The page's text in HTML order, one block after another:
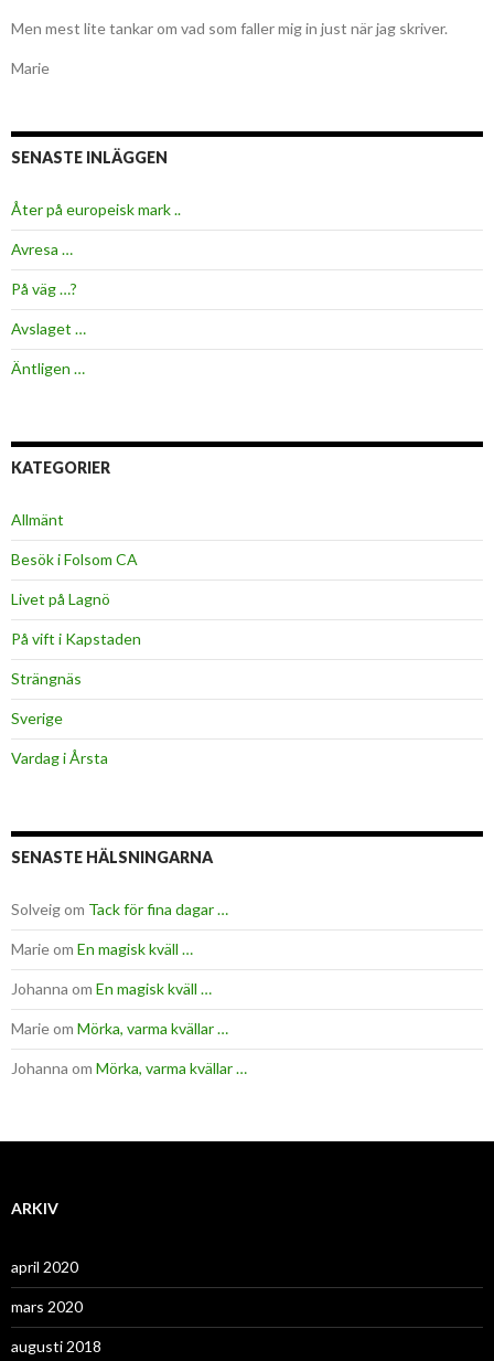
Men mest lite tankar om vad som faller mig in just när jag skriver.
Marie
SENASTE INLÄGGEN
Åter på europeisk mark ..
Avresa …
På väg …?
Avslaget …
Äntligen …
KATEGORIER
Allmänt
Besök i Folsom CA
Livet på Lagnö
På vift i Kapstaden
Strängnäs
Sverige
Vardag i Årsta
SENASTE HÄLSNINGARNA
Solveigom Tack för fina dagar …
Marieom En magisk kväll …
Johanna om En magisk kväll …
Marieom Mörka, varma kvällar …
Johanna om Mörka, varma kvällar …
ARKIV
april 2020
mars 2020
augusti 2018